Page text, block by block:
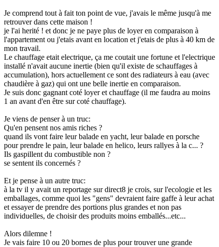
Je comprend tout à fait ton point de vue, j'avais le même jusqu'à me
retrouver dans cette maison !
je l'ai herité ! et donc je ne paye plus de loyer en comparaison à
l'appartement ou j'etais avant en location et j'etais de plus à 40 km de
mon travail.
Le chauffage etait electrique, ça me coutait une fortune et l'electrique
installé n'avait aucune inertie (bien qu'il existe de schauffages à
accumulation), hors actuellement ce sont des radiateurs à eau (avec
chaudière à gaz) qui ont une belle inertie en comparaison.
Je suis donc gagnant coté loyer et chauffage (il me faudra au moins
1 an avant d'en être sur coté chauffage).
Je viens de penser à un truc:
Qu'en pensent nos amis riches ?
quand ils vont faire leur balade en yacht, leur balade en porsche
pour prendre le pain, leur balade en helico, leurs rallyes à la c... ?
Ils gaspillent du combustible non ?
se sentent ils concernés ?
Et je pense à un autre truc:
à la tv il y avait un reportage sur direct8 je crois, sur l'ecologie et les
emballages, comme quoi les "gens" devraient faire gaffe à leur achat
et essayer de prendre des portions plus grandes et non pas
individuelles, de choisir des produits moins emballés...etc...
Alors dilemne !
Je vais faire 10 ou 20 bornes de plus pour trouver une grande